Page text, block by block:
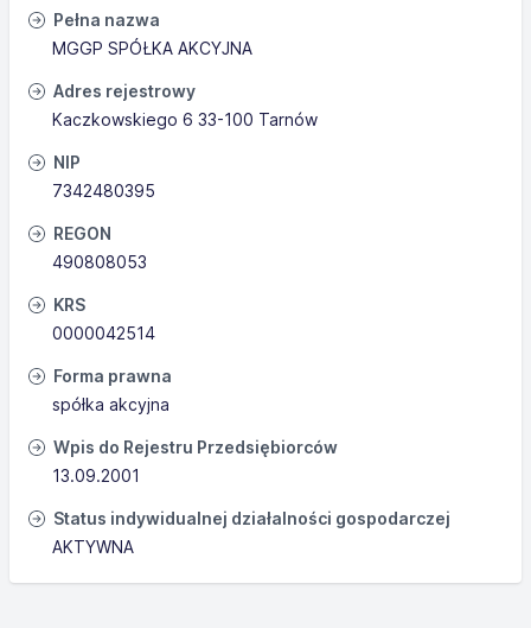
Pełna nazwa
MGGP SPÓŁKA AKCYJNA
Adres rejestrowy
Kaczkowskiego 6 33-100 Tarnów
NIP
7342480395
REGON
490808053
KRS
0000042514
Forma prawna
spółka akcyjna
Wpis do Rejestru Przedsiębiorców
13.09.2001
Status indywidualnej działalności gospodarczej
AKTYWNA